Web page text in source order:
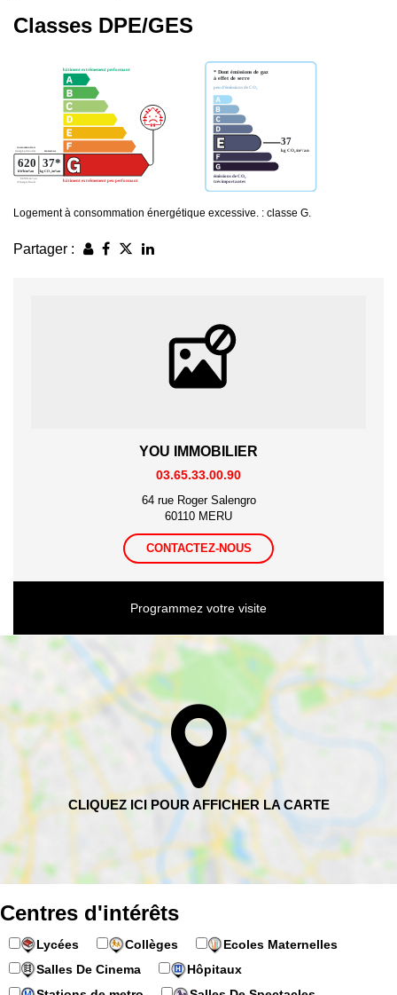
Classes DPE/GES
Logement à consommation énergétique excessive. : classe G.
Partager :
YOU IMMOBILIER
03.65.33.00.90
64 rue Roger Salengro
60110 MERU
CONTACTEZ-NOUS
Programmez votre visite
Centres d'intérêts
Lycées Collèges
Ecoles Maternelles
Salles De Cinema
Hôpitaux